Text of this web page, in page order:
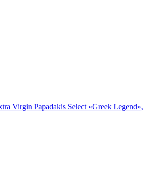
Virgin Papadakis Select «Greek Legend»,